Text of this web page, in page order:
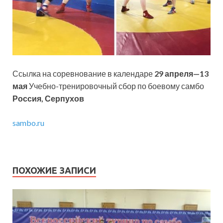
Ссылка на соревнование в календаре 29 апреля—13
маяУчебно-тренировочный сбор по боевому самбо
Россия, Серпухов
sambo.ru
ПОХОЖИЕ ЗАПИСИ